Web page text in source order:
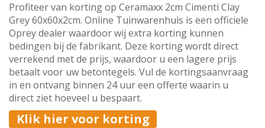
Profiteer van korting op Ceramaxx 2cm Cimenti Clay
Grey 60x60x2cm. Online Tuinwarenhuis is een officiele
Oprey dealer waardoor wij extra korting kunnen
bedingen bij de fabrikant. Deze korting wordt direct
verrekend met de prijs, waardoor u een lagere prijs
betaalt voor uw betontegels. Vul de kortingsaanvraag
in en ontvang binnen 24 uur een offerte waarin u
direct ziet hoeveel u bespaart.
Klik hier voor korting